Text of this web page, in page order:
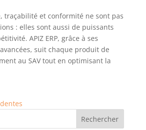
traçabilité et conformité ne sont pas
: elles sont aussi de puissants
APIZ ERP, grâce à ses
suit chaque produit de
au SAV tout en optimisant la